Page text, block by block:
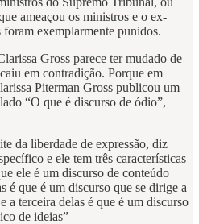
ameaçou os ministros e o ex-
exemplarmente punidos.
Gross parece ter mudado de
em contradição. Porque em
Piterman Gross publicou um
“O que é discurso de ódio”,
da liberdade de expressão, diz
e ele tem três características
ele é um discurso de conteúdo
é que é um discurso que se dirige a
a terceira delas é que é um discurso
de ideias”